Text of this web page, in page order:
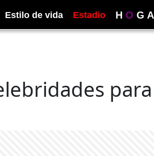
Estilo de vida Estadio H O G A
para